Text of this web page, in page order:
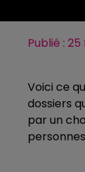
Publié :
Voici ce
dossiers
par un